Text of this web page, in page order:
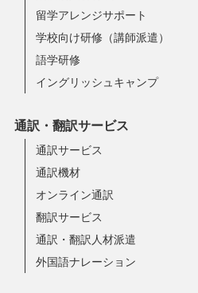
留学アレンジサポート
学校向け研修（講師派遣）
語学研修
イングリッシュキャンプ
通訳・翻訳サービス
通訳サービス
通訳機材
オンライン通訳
翻訳サービス
通訳・翻訳人材派遣
外国語ナレーション